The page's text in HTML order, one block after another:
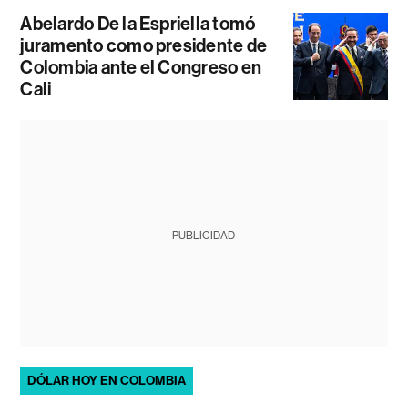
Abelardo De la Espriella tomó
juramento como presidente de
Colombia ante el Congreso en
Cali
PUBLICIDAD
DÓLAR HOY EN COLOMBIA